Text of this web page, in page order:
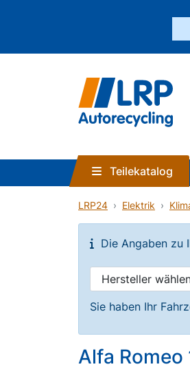
Teilekatalog
LRP24 Elektrik
Die Angaben zu
Sie haben Ihr
Alfa